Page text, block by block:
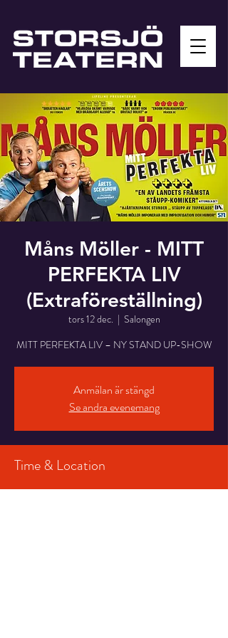
Måns Möller - MITT
PERFEKTA LIV
(Extraföreställning)
tors 12 dec.
  |
Salongen
MITT PERFEKTA LIV – NY STAND UP-SHOW
Anmälan är stängd
Se andra evenemang
Time & Location
12 dec. 2024 19:00 – 21:00